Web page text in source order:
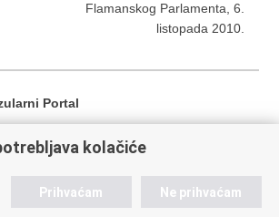
Flamanskog Parlamenta, 6.
listopada 2010.
Portal
kolačiće
Prihvaćam Ne prihvaćam